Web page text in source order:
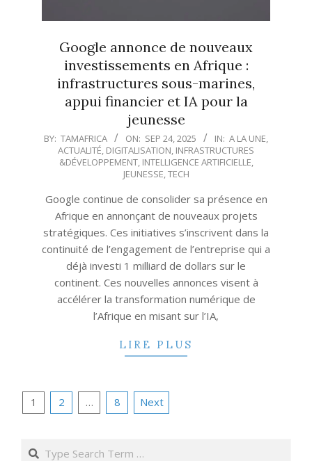
Google annonce de nouveaux
investissements en Afrique :
infrastructures sous-marines,
appui financier et IA pour la
jeunesse
2025-
BY: TAMAFRICA ON: SEP 24, 2025 IN: A LA UNE,
ACTUALITÉ, DIGITALISATION, INFRASTRUCTURES
&DÉVELOPPEMENT, INTELLIGENCE ARTIFICIELLE,
JEUNESSE,TECH
Google continue de consolider sa présence en
Afrique en annonçant de nouveaux projets
stratégiques. Ces initiatives s’inscrivent dans la
continuité de l’engagement de l’entreprise qui a
déjà investi 1 milliard de dollars sur le
continent. Ces nouvelles annonces visent à
accélérer la transformation numérique de
l’Afrique en misant sur l’IA,
LIRE PLUS
Posts
1 2 … 8 Next
Search